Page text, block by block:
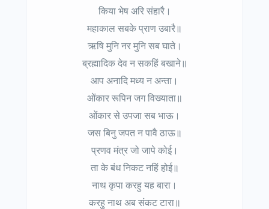
किया भेष अरि संहारै।
महाकाल सबके प्राण उबारै॥
ऋषि मुनि नर मुनि सब घाते।
ब्रह्मादिक देव न सकहिं बखाने॥
आप अनादि मध्य न अन्ता।
ओंकार रूपिन जग विख्याता॥
ओंकार से उपजा सब भाऊ।
जस बिनु जपत न पावै ठाऊ॥
प्रणव मंत्र जो जापे कोई।
ता के बंध निकट नहिं होई॥
नाथ कृपा करहु यह बारा।
करहु नाथ अब संकट टारा॥